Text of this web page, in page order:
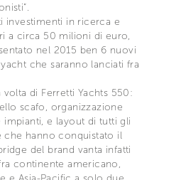
investimenti in ricerca e
a circa 50 milioni di euro,
nel 2015 ben 6 nuovi
che saranno lanciati fra
volta di Ferretti Yachts 550:
scafo, organizzazione
e layout di tutti gli
che hanno conquistato il
del brand vanta infatti
continente americano,